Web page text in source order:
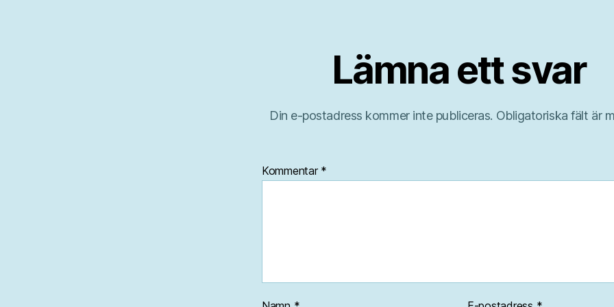
Lämna ett svar
Din e-postadress kommer inte publiceras. Obligatoriska fält är
Kommentar *